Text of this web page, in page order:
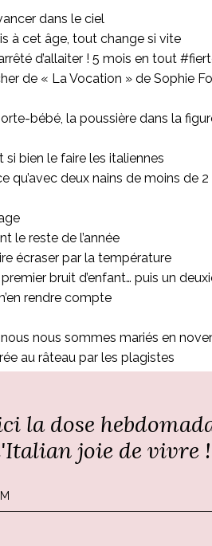
dans le ciel
à cet âge, tout change si vite
d’allaiter ! 5 mois en tout
de « La Vocation » de Sophie
bébé, la poussière dans la
bien le faire les italiennes
deux nains de moins de
le reste de l’année
écraser par la température
bruit d’enfant… puis un
rendre compte
nous sommes mariés en
au râteau par les plagistes
l’eau à mi-mollet.
est marron foncé ou cramoisi !
jambes légères comme l’air
l’entendant dans quelques
Elle me fait totalement
et qui prend une autre
la dose
joie de vivre !